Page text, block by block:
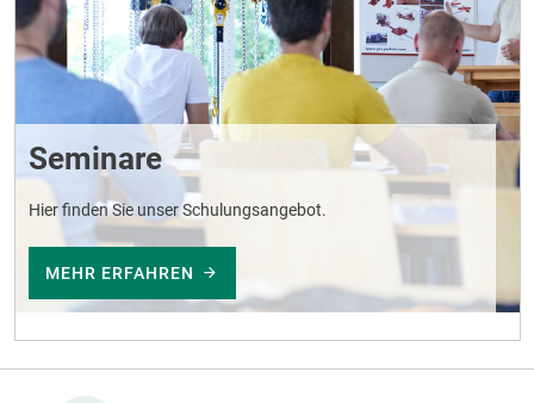
Seminare
Hier finden Sie unser Schulungsangebot.
MEHR ERFAHREN